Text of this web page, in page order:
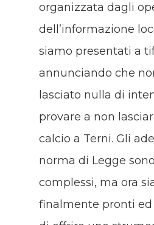
organizzata dagli
dell’informazione
siamo presentati a
annunciando che
lasciato nulla di
provare a non
calcio a Terni. Gli
norma di Legge
complessi, ma ora
finalmente pronti